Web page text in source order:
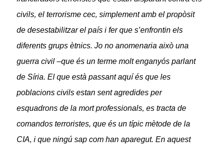
civils, el terrorisme cec, simplement amb el propòsit
de desestabilitzar el país i fer que s’enfrontin els
diferents grups ètnics. Jo no anomenaria això una
guerra civil –que és un terme molt enganyós parlant
de Síria. El que està passant aquí és que les
poblacions civils estan sent agredides per
esquadrons de la mort professionals, es tracta de
comandos terroristes, que és un típic mètode de la
CIA, i que ningú sap com han aparegut. En aquest